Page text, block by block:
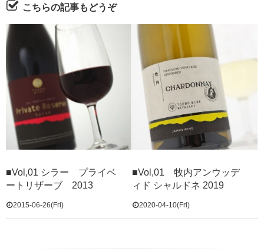
こちらの記事もどうぞ
■Vol,01 シラー プライベ
ートリザーブ 2013
2015-06-26(Fri)
■Vol,01 牧内アンウッデ
ィド シャルドネ 2019
2020-04-10(Fri)